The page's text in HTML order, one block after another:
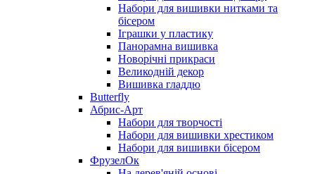
Набори для вишивки нитками та
бісером
Іграшки у пластику
Панорамна вишивка
Новорічні прикраси
Великодній декор
Вишивка гладдю
Butterfly
Абрис-Арт
Набори для творчості
Набори для вишивки хрестиком
Набори для вишивки бісером
ФрузелОк